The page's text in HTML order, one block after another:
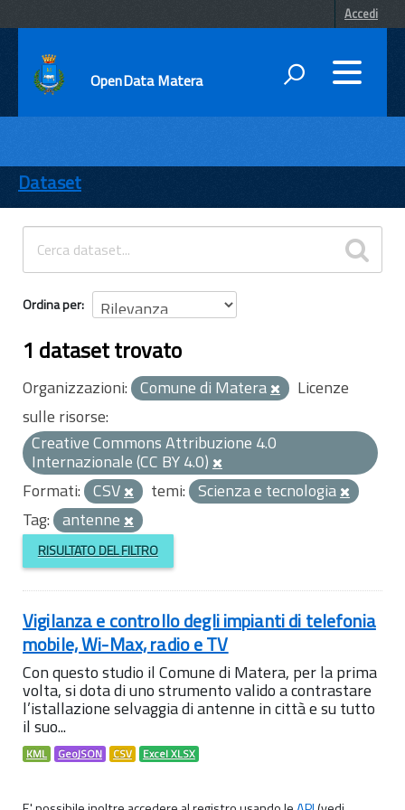
Accedi
OpenData Matera
ENTI
TEMI
INFORMAZIONI
Dataset
Ordina per
1 dataset trovato
Organizzazioni: Comune di Matera
Licenze
sulle risorse:
Creative Commons Attribuzione 4.0
Internazionale (CC BY 4.0)
Formati: CSV temi: Scienza e tecnologia
Tag: antenne
RISULTATO DEL FILTRO
Vigilanza e controllo degli impianti di telefonia
mobile, Wi-Max, radio e TV
Con questo studio il Comune di Matera, per la prima
volta, si dota di uno strumento valido a contrastare
l’istallazione selvaggia di antenne in città e su tutto
il suo...
KML GeoJSON CSV Excel XLSX